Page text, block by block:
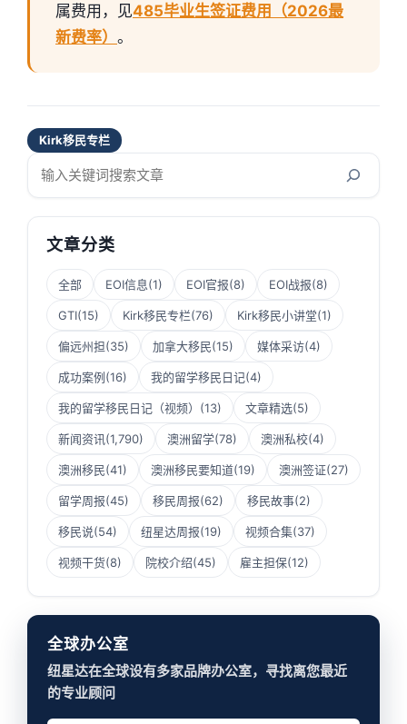
属费用，见485毕业生签证费用（2026最
新费率） 。
Kirk移民专栏
搜
文章分类
全部 EOI信息(1) EOI官报(8) EOI战报(8)
GTI(15) Kirk移民专栏(76) Kirk移民小讲堂(1)
偏远州担(35) 加拿大移民(15) 媒体采访(4)
成功案例(16) 我的留学移民日记(4)
我的留学移民日记（视频） (13) 文章精选(5)
新闻资讯(1,790) 澳洲留学(78) 澳洲私校(4)
澳洲移民(41) 澳洲移民要知道(19) 澳洲签证(27)
留学周报(45) 移民周报(62) 移民故事(2)
移民说(54) 纽星达周报(19) 视频合集(37)
视频干货(8) 院校介绍(45) 雇主担保(12)
全球办公室
纽星达在全球设有多家品牌办公室，寻找离您最近
的专业顾问